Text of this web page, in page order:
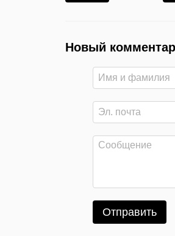
Новый
Отправить